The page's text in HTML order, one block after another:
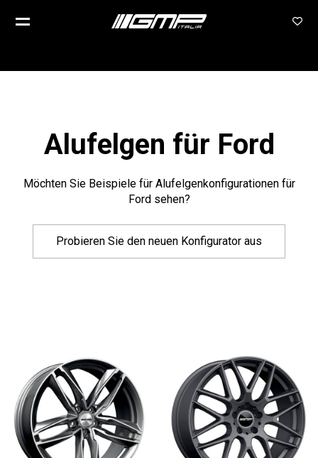
Alufelgen für Ford
Möchten Sie Beispiele für Alufelgenkonfigurationen für
Ford sehen?
Probieren Sie den neuen Konfigurator aus